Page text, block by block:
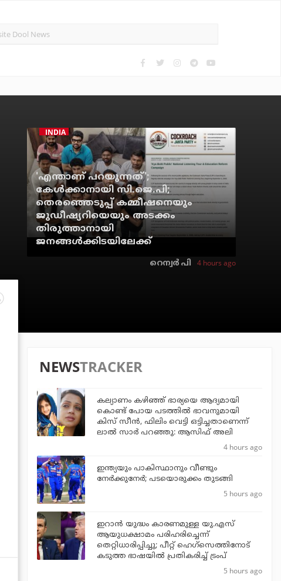
INDIA
'എന്താണ് പറയുന്നത്';
കേള്‍ക്കാനായി സി.ജെ.പി;
തെരഞ്ഞെടുപ്പ് കമ്മീഷനെയും
ജുഡീഷ്യറിയെയും അടക്കം
തിരുത്താനായി
ജനങ്ങള്‍ക്കിടയിലേക്ക്
റെന്വര്‍ പി 4 hours ago
NEWSTRACKER
കല്യാണം കഴിഞ്ഞ് ഭാര്യയെ ആദ്യമായി
കൊണ്ട് പോയ പടത്തില്‍ ഭാവനുമായി
കിസ് സീന്‍, ഫിലിം വെട്ടി ഒട്ടിച്ചതാണെന്ന്
ലാല്‍ സാര്‍ പറഞ്ഞു: ആസിഫ് അലി
4 hours ago
ഇന്ത്യയും പാകിസ്ഥാനും വീണ്ടും
നേര്‍ക്കുനേര്‍; പടയൊരുക്കം തുടങ്ങി
5 hours ago
ഇറാന്‍ യുദ്ധം കാരണമുള്ള യു.എസ്
ആയുധക്ഷാമം പരിഹരിച്ചെന്ന്
തെറ്റിധാരിപ്പിച്ചു; പീറ്റ് ഹെഗ്‌സെത്തിനോട്
കടുത്ത ഭാഷയില്‍ പ്രതികരിച്ച് ട്രംപ്
5 hours ago